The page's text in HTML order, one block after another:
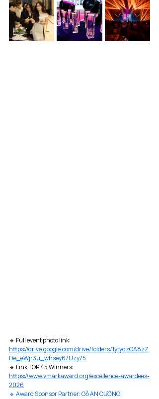
🔹 Full event photo link:
https://drive.google.com/drive/folders/1ytydzOA8zZ
De_eWjr3u_whsey67Uzy75
🔹 Link TOP 45 Winners:
https://www.vmarkaward.org/excellence-awardees-
2026
🔹 Award Sponsor Partner: Gỗ AN CƯỜNG |